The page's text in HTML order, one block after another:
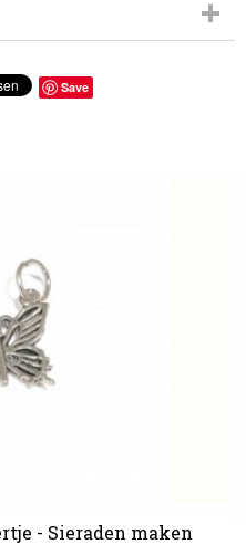
Save
- Sieraden maken